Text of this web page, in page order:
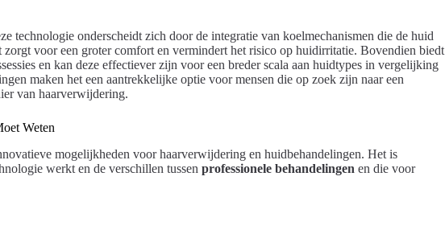
technologie onderscheidt zich door de integratie van koelmechanismen die de huid
zorgt voor een groter comfort en vermindert het risico op huidirritatie. Bovendien biedt
en kan deze effectiever zijn voor een breder scala aan huidtypes in vergelijking
maken het een aantrekkelijke optie voor mensen die op zoek zijn naar een
van haarverwijdering.
Weten
mogelijkheden voor haarverwijdering en huidbehandelingen. Het is
werkt en de verschillen tussen professionele behandelingen en die voor